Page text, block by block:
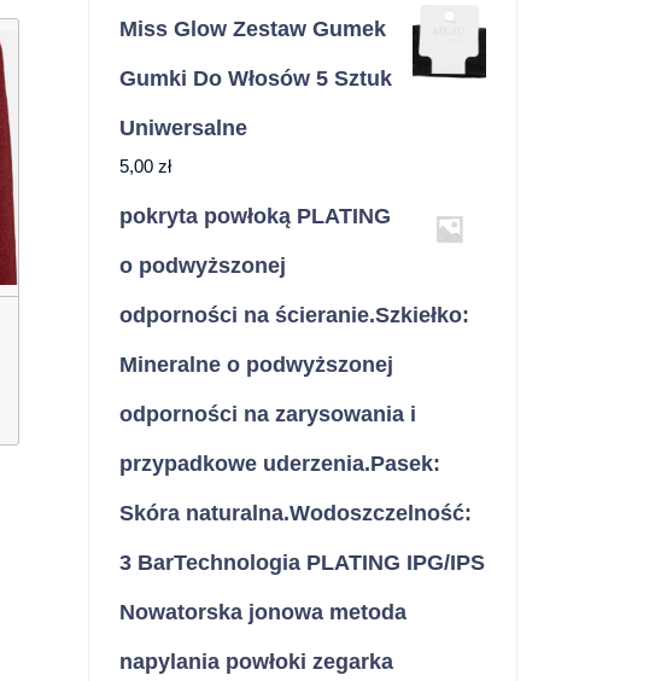
Miss Glow Zestaw Gumek
Gumki Do Włosów 5 Sztuk
Uniwersalne
5,00 zł
pokryta powłoką PLATING
o podwyższonej
odporności na ścieranie.Szkiełko:
Mineralne o podwyższonej
odporności na zarysowania i
przypadkowe uderzenia.Pasek:
Skóra naturalna.Wodoszczelność:
3 BarTechnologia PLATING IPG/IPS
Nowatorska jonowa metoda
napylania powłoki zegarka